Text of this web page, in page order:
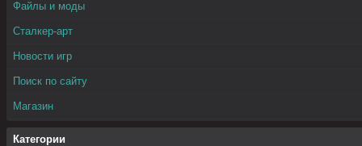
Файлы и моды
Сталкер-арт
Новости игр
Поиск по сайту
Магазин
Категории